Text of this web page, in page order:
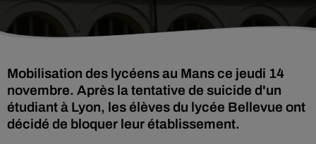
Mobilisation des lycéens au Mans ce jeudi 14
novembre. Après la tentative de suicide d'un
étudiant à Lyon, les élèves du lycée Bellevue ont
décidé de bloquer leur établissement.